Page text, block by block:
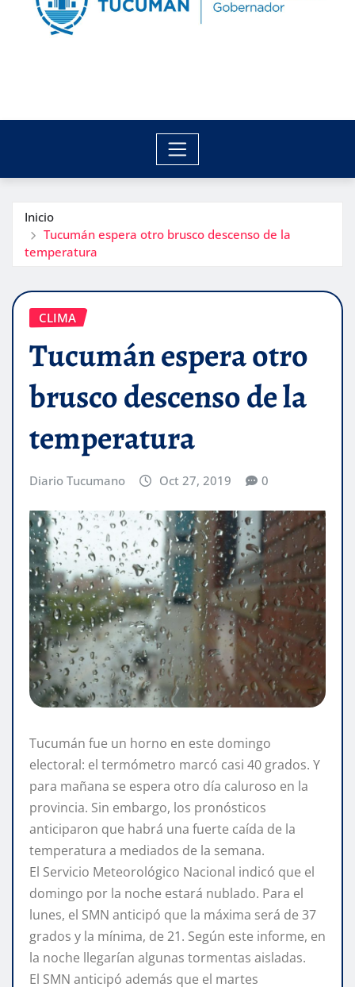
Inicio
Tucumán espera otro brusco descenso de la
temperatura
CLIMA
Tucumán espera otro
brusco descenso de la
temperatura
Diario Tucumano Oct 27, 2019 0
Tucumán fue un horno en este domingo
electoral: el termómetro marcó casi 40 grados. Y
para mañana se espera otro día caluroso en la
provincia. Sin embargo, los pronósticos
anticiparon que habrá una fuerte caída de la
temperatura a mediados de la semana.
El Servicio Meteorológico Nacional indicó que el
domingo por la noche estará nublado. Para el
lunes, el SMN anticipó que la máxima será de 37
grados y la mínima, de 21. Según este informe, en
la noche llegarían algunas tormentas aisladas.
El SMN anticipó además que el martes